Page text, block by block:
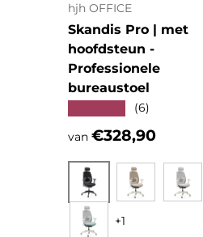
hjh OFFICE
Skandis Pro | met
hoofdsteun -
Professionele
bureaustoel
(6)
van Reguliere prijs
€328,90
Zwart Beige Grijs
+1